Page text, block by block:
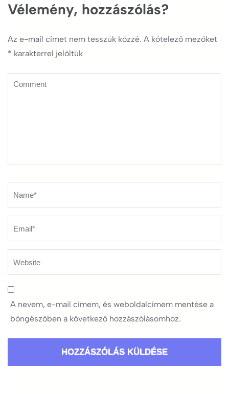
Vélemény, hozzászólás?
Az e-mail címet nem tesszük közzé. A kötelező mezőket
* karakterrel jelöltük
Comment
A nevem, e-mail címem, és weboldalcímem mentése a
böngészőben a következő hozzászólásomhoz.